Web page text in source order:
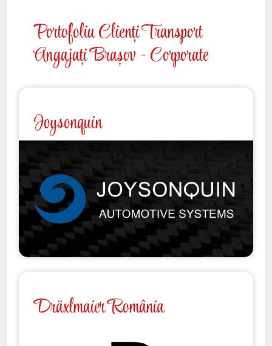
Portofoliu Clienți Transport
Angajați Brașov - Corporate
Joysonquin
Dräxlmaier România